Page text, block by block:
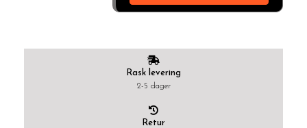
Rask levering
2-5 dager
Retur